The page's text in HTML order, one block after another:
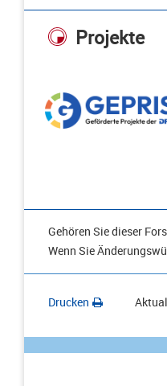
Projekte
Gehören Sie dieser
Wenn Sie
Drucken